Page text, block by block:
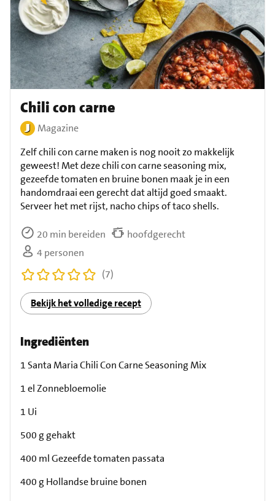
Chili con carne
Magazine
Zelf chili con carne maken is nog nooit zo makkelijk
geweest! Met deze chili con carne seasoning mix,
gezeefde tomaten en bruine bonen maak je in een
handomdraai een gerecht dat altijd goed smaakt.
Serveer het met rijst, nacho chips of taco shells.
20 min bereiden
hoofdgerecht
4 personen
(7)
Bekijk het volledige recept
Ingrediënten
1 Santa Maria Chili Con Carne Seasoning Mix
1 el Zonnebloemolie
1 Ui
500 g gehakt
400 ml Gezeefde tomaten passata
400 g Hollandse bruine bonen